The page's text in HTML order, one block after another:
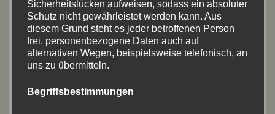
Juni 2025(8)
Mai 2025(5)
Juli 2024
Sicherheitslücken aufweisen, sodass ein absoluter
Schutz nicht gewährleistet werden kann. Aus
diesem Grund steht es jeder betroffenen Person
frei, personenbezogene Daten auch auf
alternativen Wegen, beispielsweise telefonisch, an
uns zu übermitteln.
Begriffsbestimmungen